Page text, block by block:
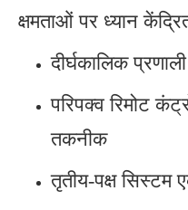
क्षमताओं पर ध्यान
दीर्घकालिक
परिपक्व रिमोट
तकनीक
तृतीय-पक्ष सिस्टम